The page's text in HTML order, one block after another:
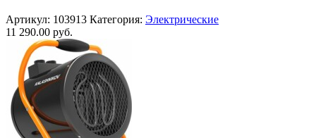
Артикул: 103913 Категория: Электрические
11 290.00 руб.